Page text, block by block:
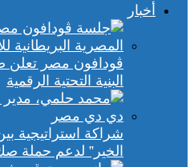
أخبار
البنية التحتية الرقمية
شراكة استراتيجية
الخير” لدعم حملة